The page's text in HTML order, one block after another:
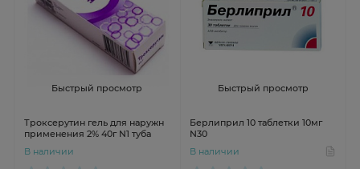
Быстрый просмотр
Троксерутин гель для наружн
применения 2% 40г N1 туба
В наличии
Быстрый просмотр
Берлиприл 10 таблетки 10мг
N30
В наличии